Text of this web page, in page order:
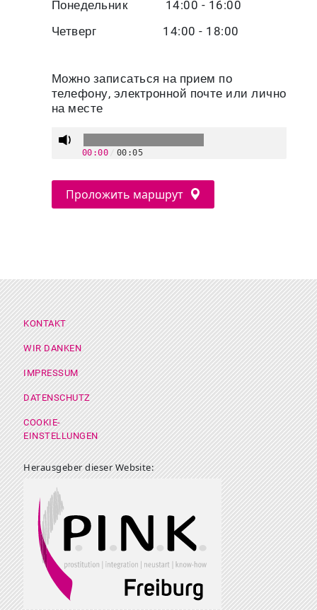
Понедельник 14:00 - 16:00
Четверг 14:00 - 18:00
Можно записаться на прием по
телефону, электронной почте или лично
на месте
00:00 00:05
Проложить маршрут
Footer Menü
KONTAKT
WIR DANKEN
IMPRESSUM
DATENSCHUTZ
COOKIE-
EINSTELLUNGEN
Herausgeber dieser Website: